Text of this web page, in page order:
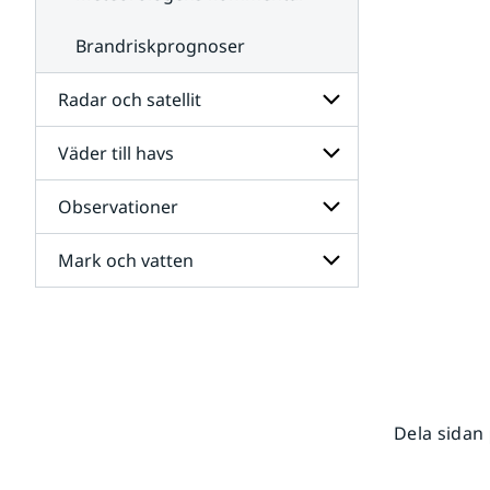
Brandriskprognoser
Radar och satellit
Undersidor
för
Radar
och
satellit
Väder till havs
Undersidor
för
Väder
till
havs
Observationer
Undersidor
för
Mark och vatten
Dela sidan